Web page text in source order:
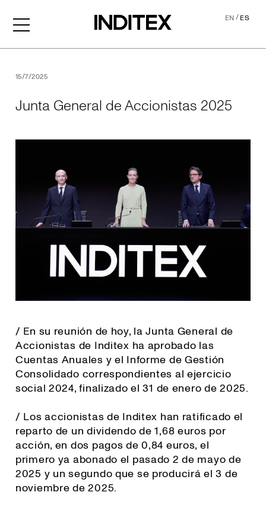
EN/ES
15/7/2025
Junta General de Accionistas 2025
/ En su reunión de hoy, la Junta General de
Accionistas de Inditex ha aprobado las
Cuentas Anuales y el Informe de Gestión
Consolidado correspondientes al ejercicio
social 2024, finalizado el 31 de enero de 2025.
/ Los accionistas de Inditex han ratificado el
reparto de un dividendo de 1,68 euros por
acción, en dos pagos de 0,84 euros, el
primero ya abonado el pasado 2 de mayo de
2025 y un segundo que se producirá el 3 de
noviembre de 2025.